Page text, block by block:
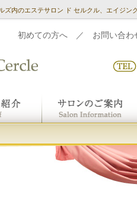
ズ内のエステサロン ド セルクル、エイジン
初めての方へ ／ お問い合わ